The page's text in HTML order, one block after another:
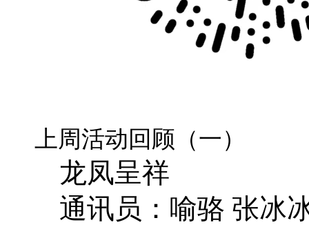
上周活动回顾（一）
龙凤呈祥
通讯员：喻骆 张冰